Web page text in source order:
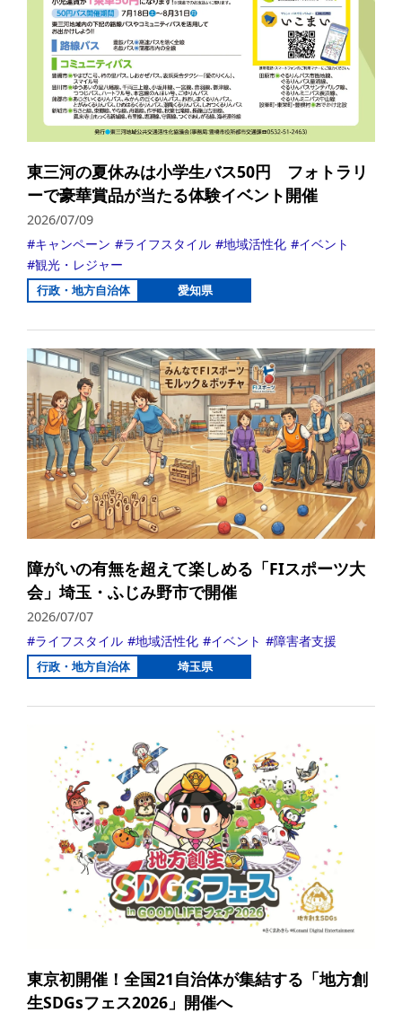
東三河の夏休みは小学生バス50円 フォトラリ
ーで豪華賞品が当たる体験イベント開催
2026/07/09
キャンペーン
ライフスタイル 地域活性化
イベント
観光・レジャー
行政・地方自治体 愛知県
障がいの有無を超えて楽しめる「FIスポーツ大
会」埼玉・ふじみ野市で開催
2026/07/07
ライフスタイル
地域活性化 イベント 障害者支援
行政・地方自治体 埼玉県
東京初開催！全国21自治体が集結する「地方創
生SDGsフェス2026」開催へ